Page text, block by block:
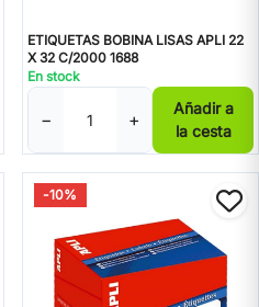
ETIQUETAS BOBINA LISAS APLI 22
X 32 C/2000 1688
En stock
− +
Añadir a
la cesta
-10%